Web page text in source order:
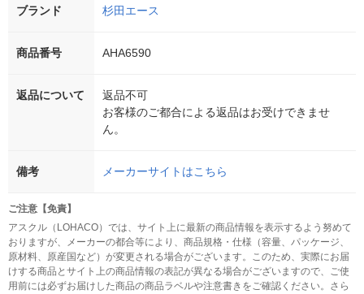
ブランド 杉田エース
商品番号 AHA6590
返品について
返品不可
お客様のご都合による返品はお受けできませ
ん。
備考 メーカーサイトはこちら
ご注意【免責】
アスクル（LOHACO）では、サイト上に最新の商品情報を表示するよう努めて
おりますが、メーカーの都合等により、商品規格・仕様（容量、パッケージ、
原材料、原産国など）が変更される場合がございます。このため、実際にお届
けする商品とサイト上の商品情報の表記が異なる場合がございますので、ご使
用前には必ずお届けした商品の商品ラベルや注意書きをご確認ください。さら